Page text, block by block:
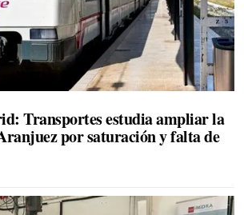
Transportes estudia ampliar la
por saturación y falta de